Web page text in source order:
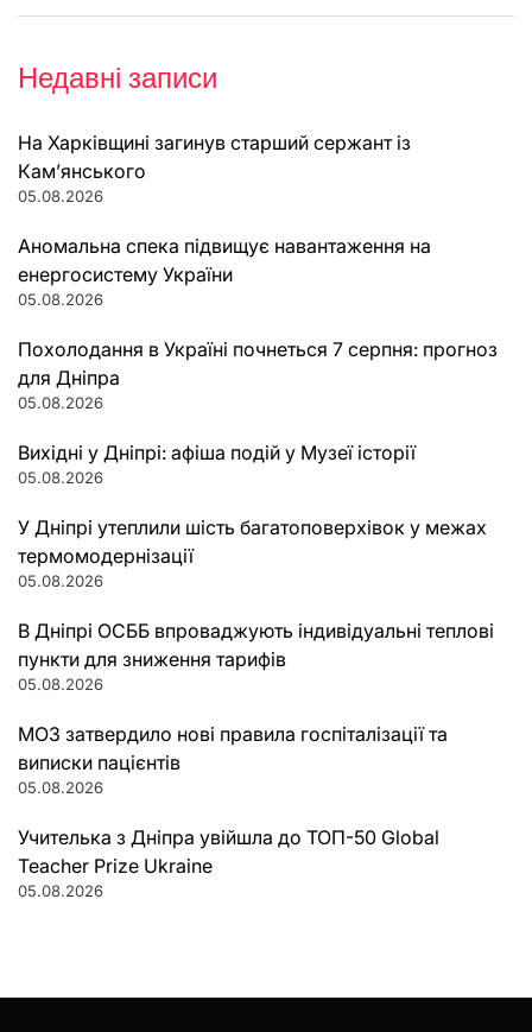
Недавні записи
На Харківщині загинув старший сержант із
Кам’янського
05.08.2026
Аномальна спека підвищує навантаження на
енергосистему України
05.08.2026
Похолодання в Україні почнеться 7 серпня: прогноз
для Дніпра
05.08.2026
Вихідні у Дніпрі: афіша подій у Музеї історії
05.08.2026
У Дніпрі утеплили шість багатоповерхівок у межах
термомодернізації
05.08.2026
В Дніпрі ОСББ впроваджують індивідуальні теплові
пункти для зниження тарифів
05.08.2026
МОЗ затвердило нові правила госпіталізації та
виписки пацієнтів
05.08.2026
Учителька з Дніпра увійшла до ТОП-50 Global
Teacher Prize Ukraine
05.08.2026